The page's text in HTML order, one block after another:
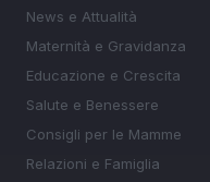
News e Attualità
Maternità e Gravidanza
Educazione e Crescita
Salute e Benessere
Consigli per le Mamme
Relazioni e Famiglia